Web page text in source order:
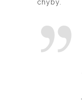
chyby.